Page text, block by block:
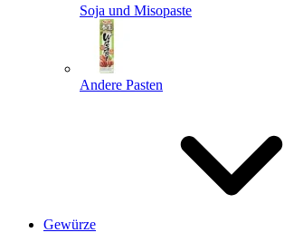
Soja und Misopaste
Andere Pasten
Gewürze